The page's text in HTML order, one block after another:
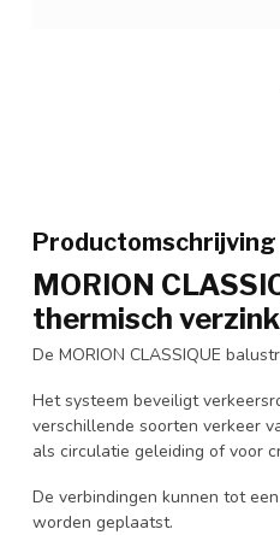
Productomschrijving
MORION
thermisch
De MORION CLASSIQUE
Het systeem beveiligt
verschillende soorten verkeer
als circulatie geleiding of voor
De verbindingen kunnen tot
worden geplaatst.